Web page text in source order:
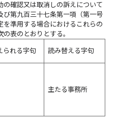
の確認又は取消しの訴えについて
び第九百三十七条第一項（第一号
を準用する場合におけるこれらの
表のとおりとする。
られる字句 読み替える字句
主たる事務所